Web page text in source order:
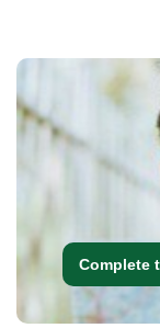
Complete